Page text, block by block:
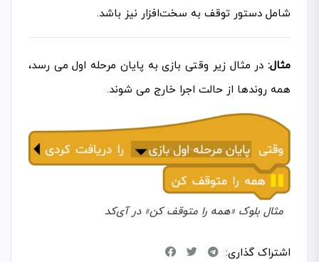
شامل دستور توقف به سخت‌افزار نیز باشد.
مثال: در مثال زیر وقتی بازی به پایان مرحله اول می رسد،
همه روندها از حالت اجرا خارج می شوند.
مثال بلوک «همه را متوقف کن» در آی‌کد
اشتراک گذاری: